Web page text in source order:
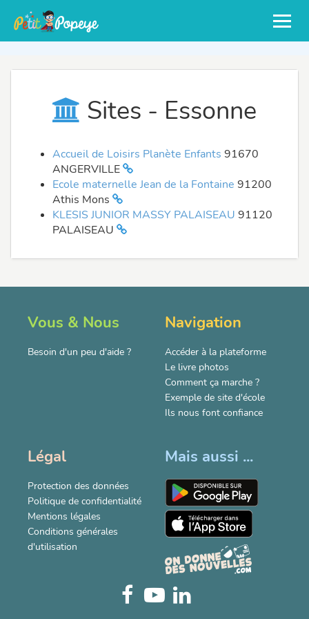
Sites - Essonne
Accueil de Loisirs Planète Enfants 91670
ANGERVILLE
Ecole maternelle Jean de la Fontaine 91200
Athis Mons
KLESIS JUNIOR MASSY PALAISEAU 91120
PALAISEAU
Vous & Nous
Besoin d'un peu d'aide ?
Navigation
Accéder à la plateforme
Le livre photos
Comment ça marche ?
Exemple de site d'école
Ils nous font confiance
Légal
Protection des données
Politique de confidentialité
Mentions légales
Conditions générales
d'utilisation
Mais aussi ...